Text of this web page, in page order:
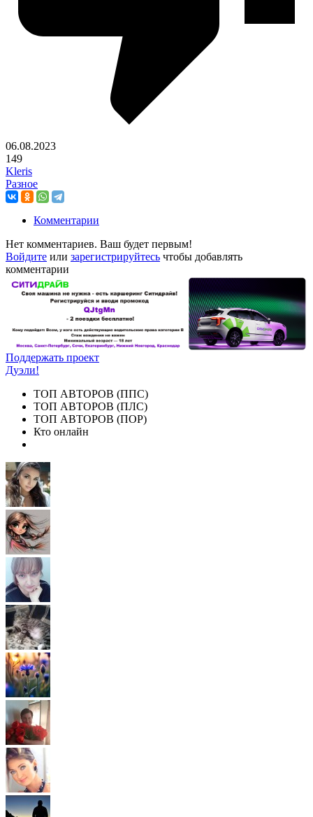
06.08.2023
149
Kleris
Разное
Комментарии
Нет комментариев. Ваш будет первым!
Войдите или зарегистрируйтесь чтобы добавлять
комментарии
Поддержать проект
Дуэли!
ТОП АВТОРОВ (ППС)
ТОП АВТОРОВ (ПЛС)
ТОП АВТОРОВ (ПОР)
Кто онлайн